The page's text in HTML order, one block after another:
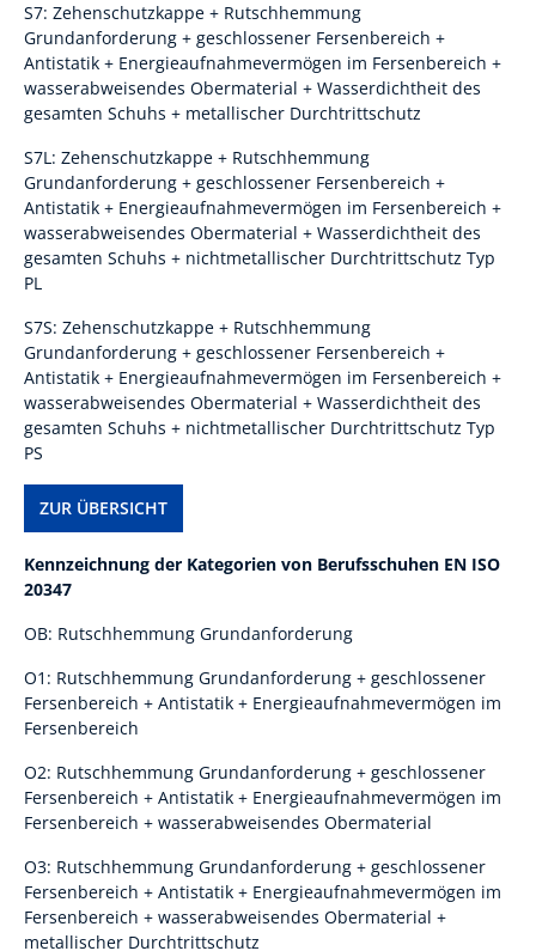
S7: Zehenschutzkappe + Rutschhemmung
Grundanforderung + geschlossener Fersenbereich +
Antistatik + Energieaufnahmevermögen im Fersenbereich +
wasserabweisendes Obermaterial + Wasserdichtheit des
gesamten Schuhs + metallischer Durchtrittschutz
S7L: Zehenschutzkappe + Rutschhemmung
Grundanforderung + geschlossener Fersenbereich +
Antistatik + Energieaufnahmevermögen im Fersenbereich +
wasserabweisendes Obermaterial + Wasserdichtheit des
gesamten Schuhs + nichtmetallischer Durchtrittschutz Typ
PL
S7S: Zehenschutzkappe + Rutschhemmung
Grundanforderung + geschlossener Fersenbereich +
Antistatik + Energieaufnahmevermögen im Fersenbereich +
wasserabweisendes Obermaterial + Wasserdichtheit des
gesamten Schuhs + nichtmetallischer Durchtrittschutz Typ
PS
ZUR ÜBERSICHT
Kennzeichnung der Kategorien von Berufsschuhen EN ISO
20347
OB: Rutschhemmung Grundanforderung
O1: Rutschhemmung Grundanforderung + geschlossener
Fersenbereich + Antistatik + Energieaufnahmevermögen im
Fersenbereich
O2: Rutschhemmung Grundanforderung + geschlossener
Fersenbereich + Antistatik + Energieaufnahmevermögen im
Fersenbereich + wasserabweisendes Obermaterial
O3: Rutschhemmung Grundanforderung + geschlossener
Fersenbereich + Antistatik + Energieaufnahmevermögen im
Fersenbereich + wasserabweisendes Obermaterial +
metallischer Durchtrittschutz